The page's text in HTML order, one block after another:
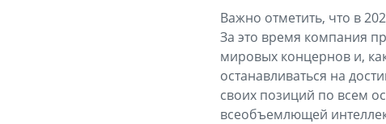
Важно отметить, что в
За это время компания
мировых концернов и,
останавливаться на
своих позиций по всем
всеобъемлющей